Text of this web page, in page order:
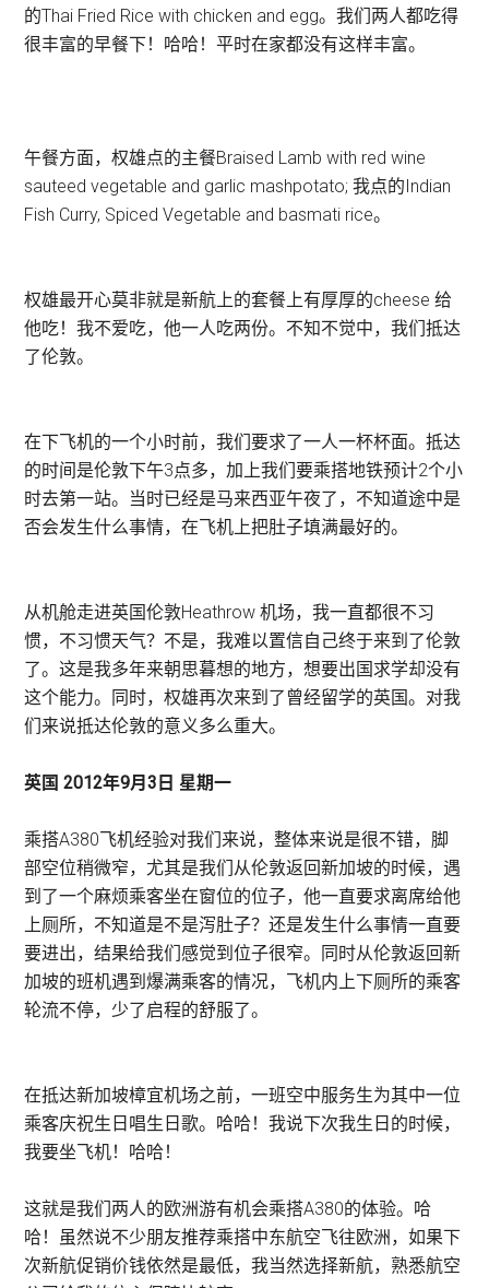
的Thai Fried Rice with chicken and egg。我们两人都吃得
很丰富的早餐下！哈哈！平时在家都没有这样丰富。
午餐方面，权雄点的主餐Braised Lamb with red wine
sauteed vegetable and garlic mashpotato; 我点的Indian
Fish Curry, Spiced Vegetable and basmati rice。
权雄最开心莫非就是新航上的套餐上有厚厚的cheese 给
他吃！我不爱吃，他一人吃两份。不知不觉中，我们抵达
了伦敦。
在下飞机的一个小时前，我们要求了一人一杯杯面。抵达
的时间是伦敦下午3点多，加上我们要乘搭地铁预计2个小
时去第一站。当时已经是马来西亚午夜了，不知道途中是
否会发生什么事情，在飞机上把肚子填满最好的。
从机舱走进英国伦敦Heathrow 机场，我一直都很不习
惯，不习惯天气？不是，我难以置信自己终于来到了伦敦
了。这是我多年来朝思暮想的地方，想要出国求学却没有
这个能力。同时，权雄再次来到了曾经留学的英国。对我
们来说抵达伦敦的意义多么重大。
英国 2012年9月3日 星期一
乘搭A380飞机经验对我们来说，整体来说是很不错，脚
部空位稍微窄，尤其是我们从伦敦返回新加坡的时候，遇
到了一个麻烦乘客坐在窗位的位子，他一直要求离席给他
上厕所，不知道是不是泻肚子？还是发生什么事情一直要
要进出，结果给我们感觉到位子很窄。同时从伦敦返回新
加坡的班机遇到爆满乘客的情况，飞机内上下厕所的乘客
轮流不停，少了启程的舒服了。
在抵达新加坡樟宜机场之前，一班空中服务生为其中一位
乘客庆祝生日唱生日歌。哈哈！我说下次我生日的时候，
我要坐飞机！哈哈！
这就是我们两人的欧洲游有机会乘搭A380的体验。哈
哈！虽然说不少朋友推荐乘搭中东航空飞往欧洲，如果下
次新航促销价钱依然是最低，我当然选择新航，熟悉航空